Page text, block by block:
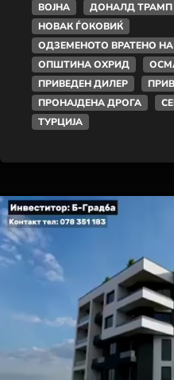
ВОЈНА
ДОНАЛД ТРАМП
НОВАК ЃОКОВИЌ
ОДЗЕМЕНОТО ВРАТЕНО
ОПШТИНА ОХРИД
ПРИВЕДЕН ДИЛЕР
ПРОНАЈДЕНА ДРОГА
ТУРЦИЈА